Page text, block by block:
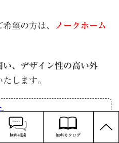
望の方は、
ノークホーム
い、デザイン性の高い外
たします。
ちら
TOP